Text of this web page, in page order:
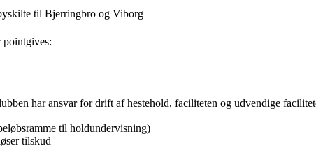
til Bjerringbro og Viborg
pointgives:
har ansvar for drift af hestehold, faciliteten og udvendige
til holdundervisning)
tilskud